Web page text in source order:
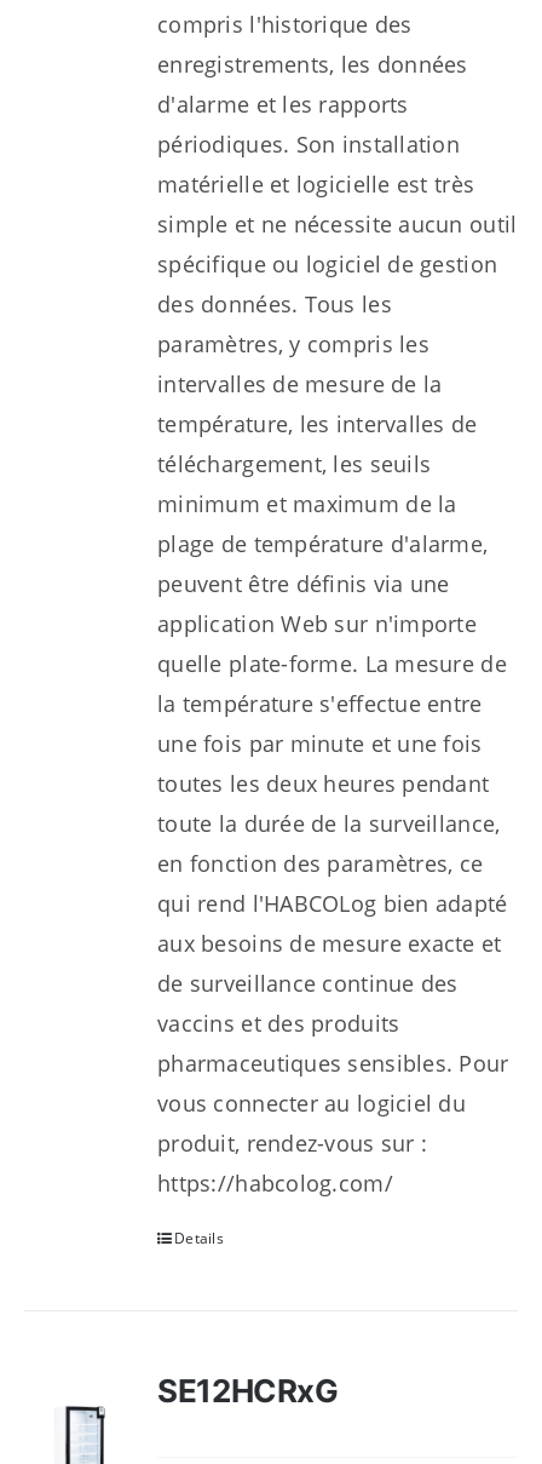
compris l'historique des
enregistrements, les données
d'alarme et les rapports
périodiques. Son installation
matérielle et logicielle est très
simple et ne nécessite aucun outil
spécifique ou logiciel de gestion
des données. Tous les
paramètres, y compris les
intervalles de mesure de la
température, les intervalles de
téléchargement, les seuils
minimum et maximum de la
plage de température d'alarme,
peuvent être définis via une
application Web sur n'importe
quelle plate-forme. La mesure de
la température s'effectue entre
une fois par minute et une fois
toutes les deux heures pendant
toute la durée de la surveillance,
en fonction des paramètres, ce
qui rend l'HABCOLog bien adapté
aux besoins de mesure exacte et
de surveillance continue des
vaccins et des produits
pharmaceutiques sensibles. Pour
vous connecter au logiciel du
produit, rendez-vous sur :
https://habcolog.com/
Details
SE12HCRxG